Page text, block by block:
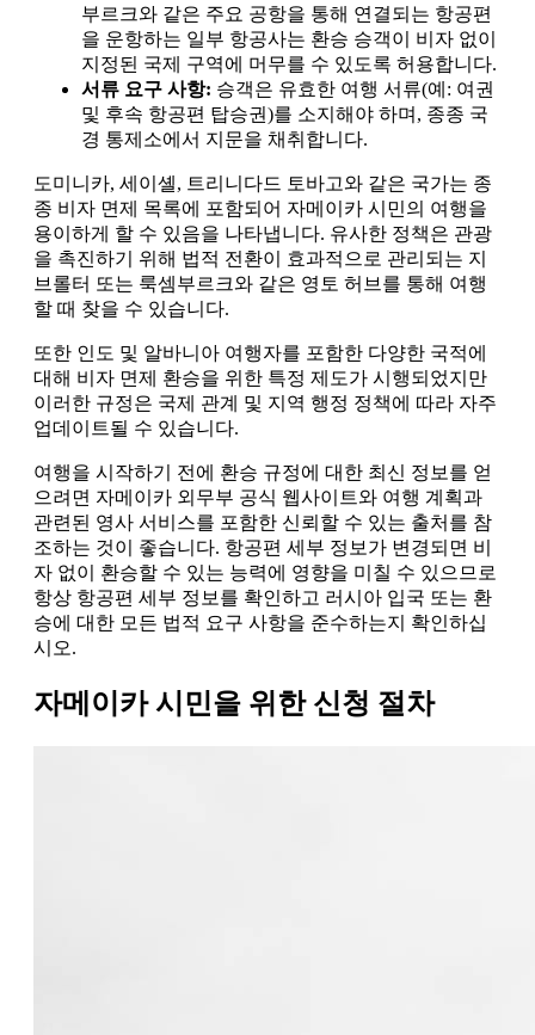
부르크와 같은 주요 공항을 통해 연결되는 항공편
을 운항하는 일부 항공사는 환승 승객이 비자 없이
지정된 국제 구역에 머무를 수 있도록 허용합니다.
서류 요구 사항: 승객은 유효한 여행 서류(예: 여권
및 후속 항공편 탑승권)를 소지해야 하며, 종종 국
경 통제소에서 지문을 채취합니다.
도미니카, 세이셸, 트리니다드 토바고와 같은 국가는 종
종 비자 면제 목록에 포함되어 자메이카 시민의 여행을
용이하게 할 수 있음을 나타냅니다. 유사한 정책은 관광
을 촉진하기 위해 법적 전환이 효과적으로 관리되는 지
브롤터 또는 룩셈부르크와 같은 영토 허브를 통해 여행
할 때 찾을 수 있습니다.
또한 인도 및 알바니아 여행자를 포함한 다양한 국적에
대해 비자 면제 환승을 위한 특정 제도가 시행되었지만
이러한 규정은 국제 관계 및 지역 행정 정책에 따라 자주
업데이트될 수 있습니다.
여행을 시작하기 전에 환승 규정에 대한 최신 정보를 얻
으려면 자메이카 외무부 공식 웹사이트와 여행 계획과
관련된 영사 서비스를 포함한 신뢰할 수 있는 출처를 참
조하는 것이 좋습니다. 항공편 세부 정보가 변경되면 비
자 없이 환승할 수 있는 능력에 영향을 미칠 수 있으므로
항상 항공편 세부 정보를 확인하고 러시아 입국 또는 환
승에 대한 모든 법적 요구 사항을 준수하는지 확인하십
시오.
자메이카 시민을 위한 신청 절차